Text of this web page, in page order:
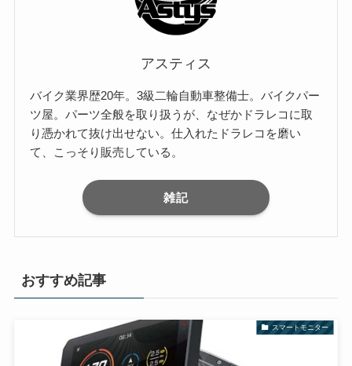
アスティス
バイク業界歴20年。3級二輪自動車整備士。バイクパー
ツ屋。パーツ全般を取り扱うが、なぜかドラレコに取
り憑かれて抜け出せない。仕入れたドラレコを磨い
て、こっそり販売している。
雑記
おすすめ記事
スマートモニター